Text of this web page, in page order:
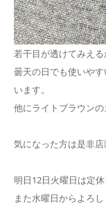
若干目が透けてみえる
曇天の日でも使いや
います。
他にライトブラウンの
気になった方は是非
明日12日火曜日は定休
また水曜日からよろし